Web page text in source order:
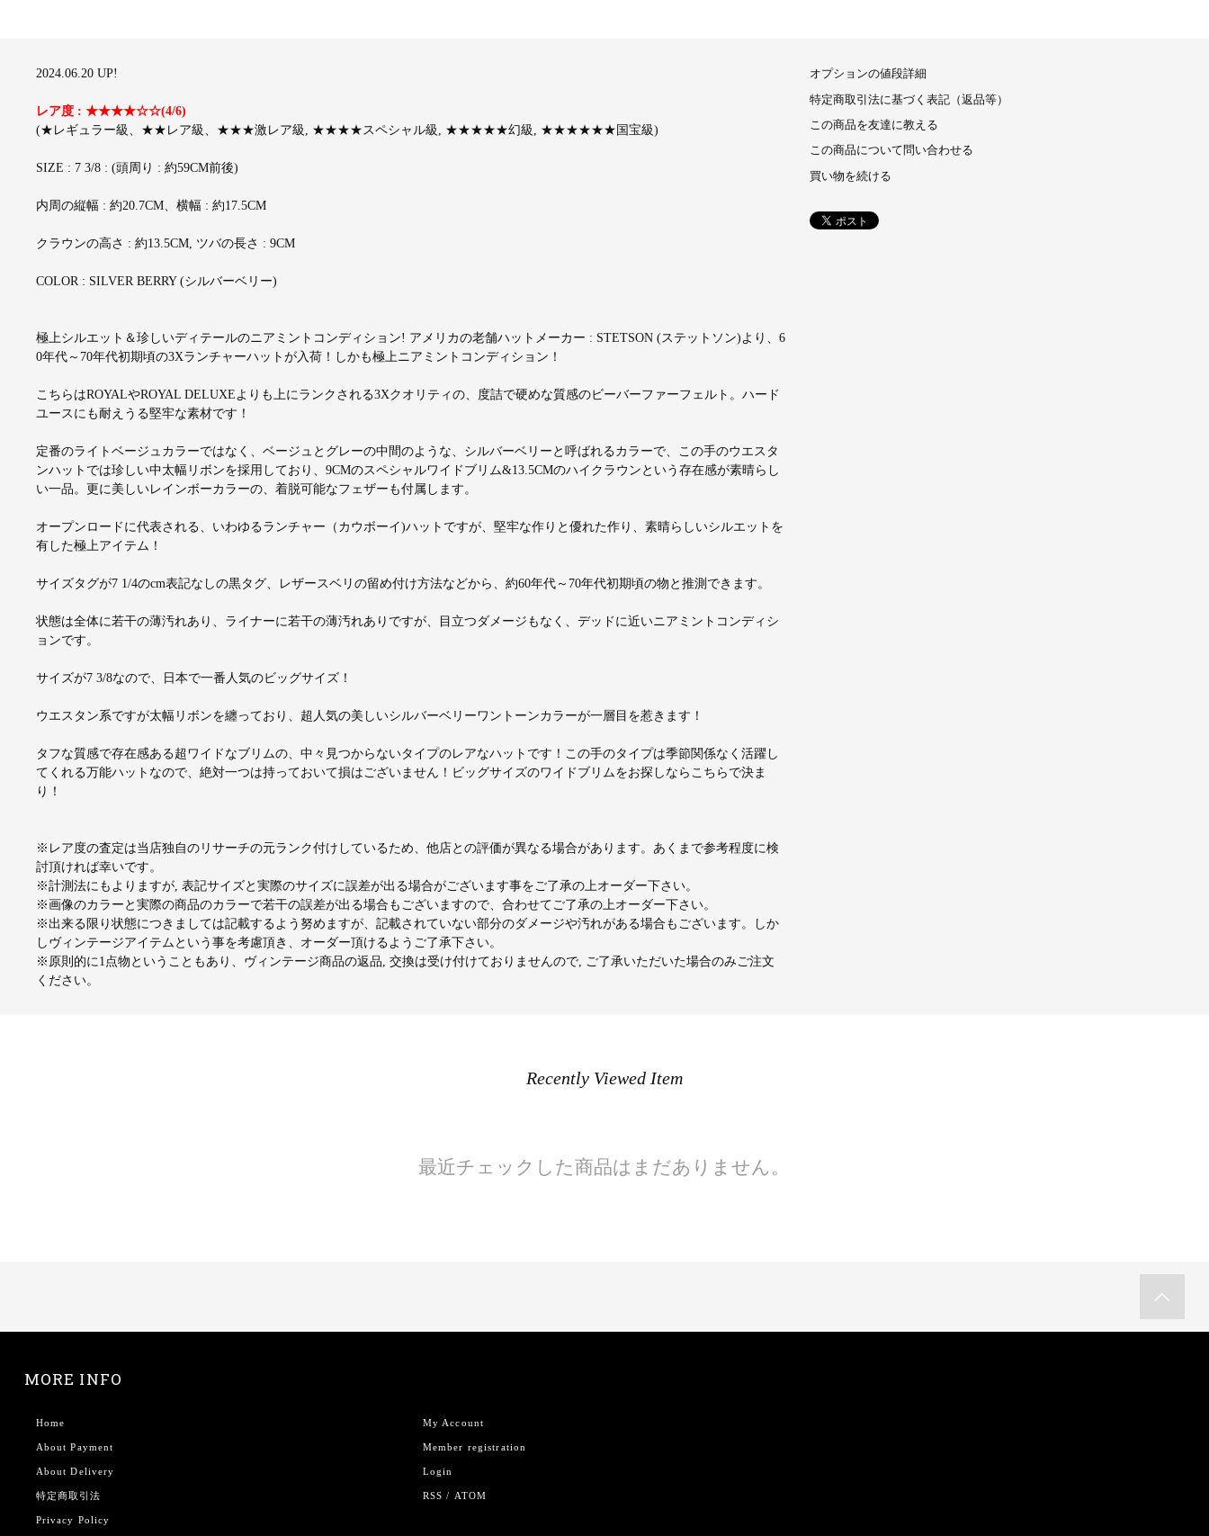
2024.06.20 UP!
レア度 : ★★★★☆☆(4/6)
(★レギュラー級、★★レア級、★★★激レア級, ★★★★スペシャル級, ★★★★★幻級, ★★★★★★国宝級)
SIZE : 7 3/8 : (頭周り : 約59CM前後)
内周の縦幅 : 約20.7CM、横幅 : 約17.5CM
クラウンの高さ : 約13.5CM, ツバの長さ : 9CM
COLOR : SILVER BERRY (シルバーベリー)
極上シルエット＆珍しいディテールのニアミントコンディション! アメリカの老舗ハットメーカー : STETSON (ステットソン)より、6
0年代～70年代初期頃の3Xランチャーハットが入荷！しかも極上ニアミントコンディション！
こちらはROYALやROYAL DELUXEよりも上にランクされる3Xクオリティの、度詰で硬めな質感のビーバーファーフェルト。ハード
ユースにも耐えうる堅牢な素材です！
定番のライトベージュカラーではなく、ベージュとグレーの中間のような、シルバーベリーと呼ばれるカラーで、この手のウエスタ
ンハットでは珍しい中太幅リボンを採用しており、9CMのスペシャルワイドブリム&13.5CMのハイクラウンという存在感が素晴らし
い一品。更に美しいレインボーカラーの、着脱可能なフェザーも付属します。
オープンロードに代表される、いわゆるランチャー（カウボーイ)ハットですが、堅牢な作りと優れた作り、素晴らしいシルエットを
有した極上アイテム！
サイズタグが7 1/4のcm表記なしの黒タグ、レザースベリの留め付け方法などから、約60年代～70年代初期頃の物と推測できます。
状態は全体に若干の薄汚れあり、ライナーに若干の薄汚れありですが、目立つダメージもなく、デッドに近いニアミントコンディシ
ョンです。
サイズが7 3/8なので、日本で一番人気のビッグサイズ！
ウエスタン系ですが太幅リボンを纏っており、超人気の美しいシルバーベリーワントーンカラーが一層目を惹きます！
タフな質感で存在感ある超ワイドなブリムの、中々見つからないタイプのレアなハットです！この手のタイプは季節関係なく活躍し
てくれる万能ハットなので、絶対一つは持っておいて損はございません！ビッグサイズのワイドブリムをお探しならこちらで決ま
り！
※レア度の査定は当店独自のリサーチの元ランク付けしているため、他店との評価が異なる場合があります。あくまで参考程度に検
討頂ければ幸いです。
※計測法にもよりますが, 表記サイズと実際のサイズに誤差が出る場合がございます事をご了承の上オーダー下さい。
※画像のカラーと実際の商品のカラーで若干の誤差が出る場合もございますので、合わせてご了承の上オーダー下さい。
※出来る限り状態につきましては記載するよう努めますが、記載されていない部分のダメージや汚れがある場合もございます。しか
しヴィンテージアイテムという事を考慮頂き、オーダー頂けるようご了承下さい。
※原則的に1点物ということもあり、ヴィンテージ商品の返品, 交換は受け付けておりませんので, ご了承いただいた場合のみご注文
ください。
オプションの値段詳細
特定商取引法に基づく表記（返品等）
この商品を友達に教える
この商品について問い合わせる
買い物を続ける
Recently Viewed Item
最近チェックした商品はまだありません。
MORE INFO
Home
About Payment
About Delivery
特定商取引法
Privacy Policy
My Account
Member registration
Login
RSS / ATOM